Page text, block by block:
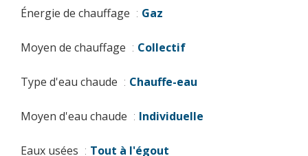
Énergie de chauffage Gaz
Moyen de chauffage Collectif
Type d'eau chaude Chauffe-eau
Moyen d'eau chaude Individuelle
Eaux usées Tout à l'égout